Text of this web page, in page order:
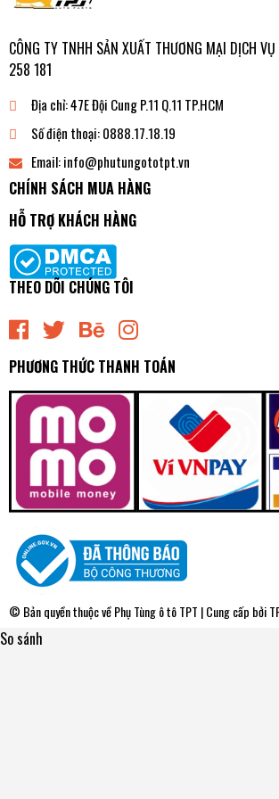
Để liên kết thương mại với chúng tôi, quý khách
VÀO LIÊN KẾT PHÍA DƯỚI
CÔNG TY TNHH SẢN XUẤT THƯƠNG MẠI DỊCH
258 181
Địa chỉ:47E Đội Cung P.11 Q.11 TP.HCM
Số điện thoại:0888.17.18.19
Email:info@phutungototpt.vn
CHÍNH SÁCH MUA HÀNG
HỖ TRỢ KHÁCH HÀNG
THEO DÕI CHÚNG TÔI
PHƯƠNG THỨC THANH TOÁN
© Bản quyền thuộc vềPhụ Tùng ô tô TPT | Cung cấp bởi
So sánh